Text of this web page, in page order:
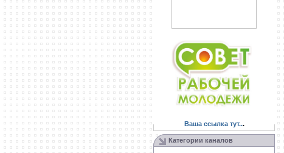
Ваша ссылка тут...
Категории каналов